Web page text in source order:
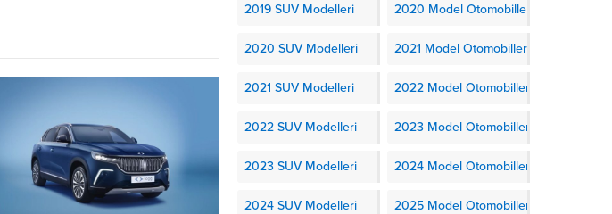
2019 SUV Modelleri 2020 Model Otomobiller
2020 SUV Modelleri 2021 Model Otomobiller
2021 SUV Modelleri 2022 Model Otomobiller
2022 SUV Modelleri 2023 Model Otomobiller
2023 SUV Modelleri 2024 Model Otomobiller
2024 SUV Modelleri 2025 Model Otomobiller